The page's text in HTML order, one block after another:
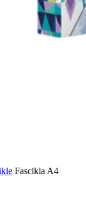
Fascikla A4